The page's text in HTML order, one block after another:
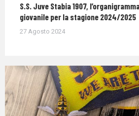
S.S. Juve Stabia 1907,
giovanile per la stagione 2024/2025
27 Agosto 2024